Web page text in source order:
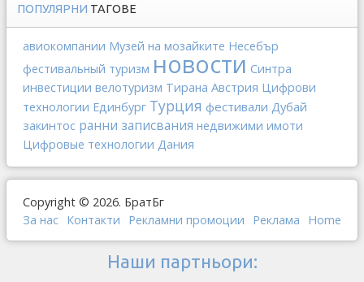
ПОПУЛЯРНИ ТАГОВЕ
авиокомпании Музей на мозайките Несебър
фестивальный туризм новости Синтра
инвестиции велотуризм Тирана Австрия Цифрови
технологии Единбург Турция фестивали Дубай
закинтос ранни записвания недвижими имоти
Цифровые технологии Дания
Copyright © 2026. БратБг
За нас Контакти Рекламни промоции Реклама Home
Наши партньори: